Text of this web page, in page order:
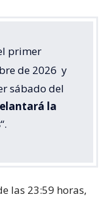
primer
de 2026 y
sábado del
la
“.
las 23:59 horas,